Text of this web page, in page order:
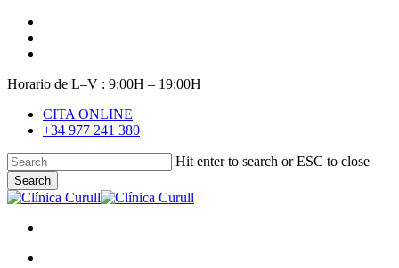
Skip
main
Horario de L–V : 9:00H – 19:00H
CITA ONLINE
+34 977 241 380
Hit enter to search or ESC to close
Search
Close
search
Menu